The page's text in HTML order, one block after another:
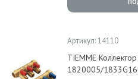
Артикул: 14110
TIEMME
1820005/